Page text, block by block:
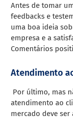
Antes de tomar
feedbacks e
uma boa ideia
empresa e a
Comentários
Atendimento
Por último, mas
atendimento ao
mercado deve ser